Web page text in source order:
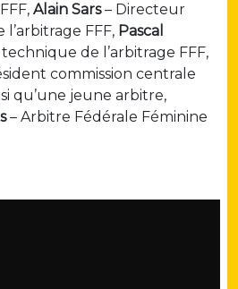
Alain Sars– Directeur
FFF, Pascal
de l’arbitrage FFF,
commission centrale
qu’une jeune arbitre,
– Arbitre Fédérale Féminine